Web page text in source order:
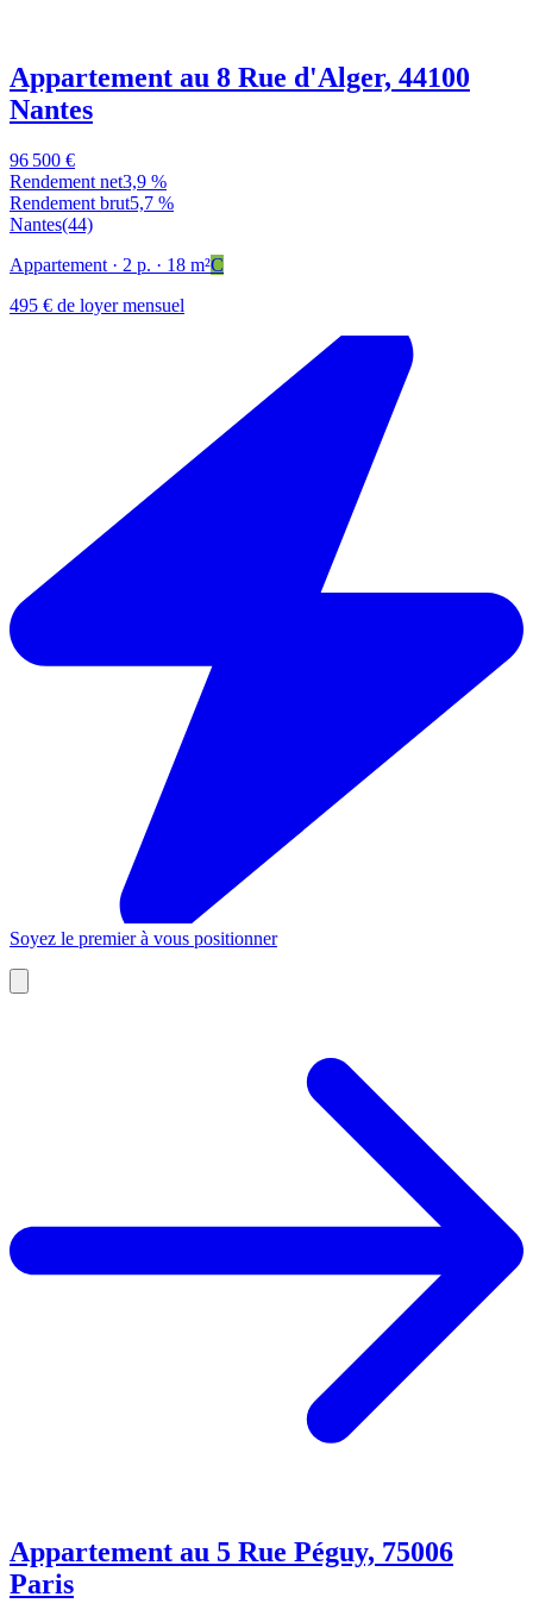
Appartement au 8 Rue d'Alger, 44100
Nantes
96 500 €
Rendement net3,9 %
Rendement brut5,7 %
Nantes(44)
Appartement · 2 p. · 18 m²C
495 € de loyer mensuel
Soyez le premier à vous positionner
Appartement au 5 Rue Péguy, 75006
Paris